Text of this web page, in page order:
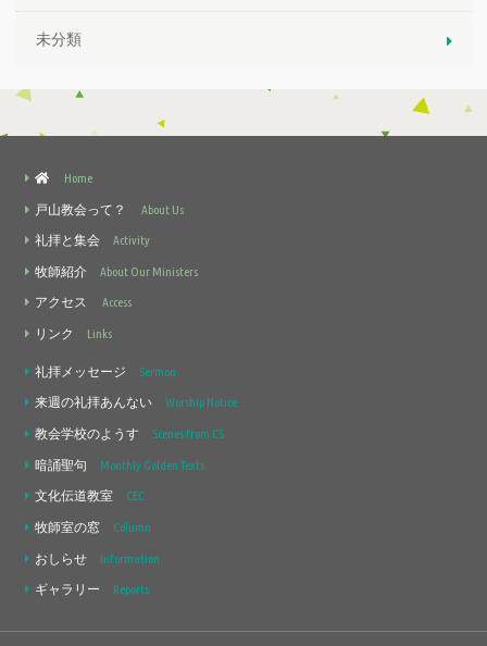
未分類
Home
戸山教会って？ About Us
礼拝と集会Activity
牧師紹介About Our Ministers
アクセスAccess
リンク Links
礼拝メッセージ Sermon
来週の礼拝あんないWorship Notice
教会学校のようす Scenes from CS
暗誦聖句 Monthly Golden Texts
文化伝道教室 CEC
牧師室の窓 Column
おしらせ Information
ギャラリー Reports